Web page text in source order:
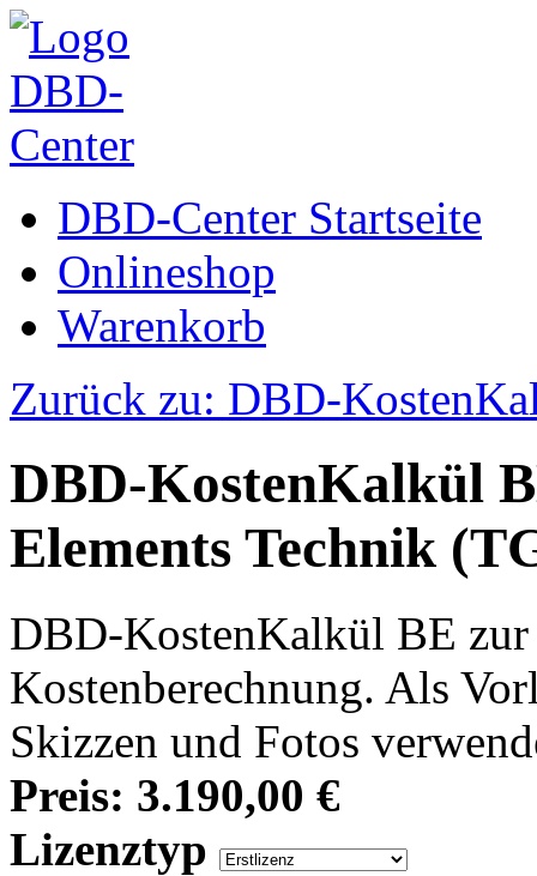
DBD-Center Startseite
Onlineshop
Warenkorb
Zurück zu: DBD-
DBD-KostenKalkül
Elements Technik
DBD-KostenKalkül BE
Kostenberechnung. Als
Skizzen und Fotos
Preis: 3.190,00 €
Lizenztyp